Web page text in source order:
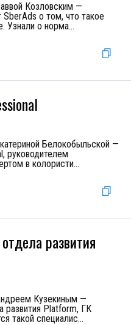
Козловским —
о том, что такое
Узнали о норма...
Белокобыльской —
руководителем
в колористи...
развития
Кузекиным —
развития Platform, ГК
такой специалис...